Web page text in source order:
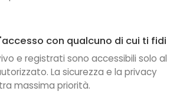
con qualcuno di cui ti fidi
e registrati sono accessibili solo al
La sicurezza e la privacy
massima priorità.